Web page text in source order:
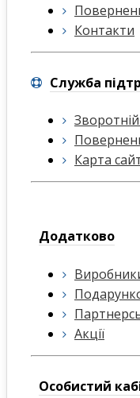
Контакти
Служба
Карта
Додатково
Акції
Особистий